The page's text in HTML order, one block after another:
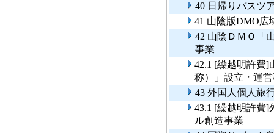
40 日帰りバスツ
41 山陰版DMO広
42 山陰ＤＭＯ「
事業
42.1 [繰越明許費]
称）」設立・運
43 外国人個人旅
43.1 [繰越明許費]
ル創造事業